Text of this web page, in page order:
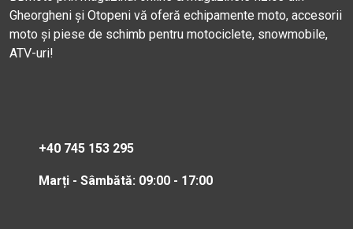
Gheorgheni și Otopeni vă oferă echipamente moto, accesorii
moto și piese de schimb pentru motociclete, snowmobile,
ATV-uri!
+40 745 153 295
Marți - Sâmbătă: 09:00 - 17:00